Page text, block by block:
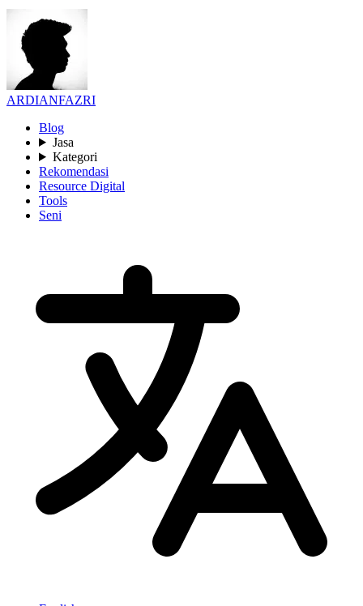
ARDIANFAZRI
Blog
Jasa
Kategori
Rekomendasi
Resource Digital
Tools
Seni